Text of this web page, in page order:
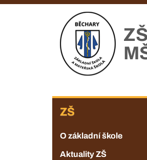
Přejít
ZŠ
ZŠ
O základní škole
Aktuality ZŠ